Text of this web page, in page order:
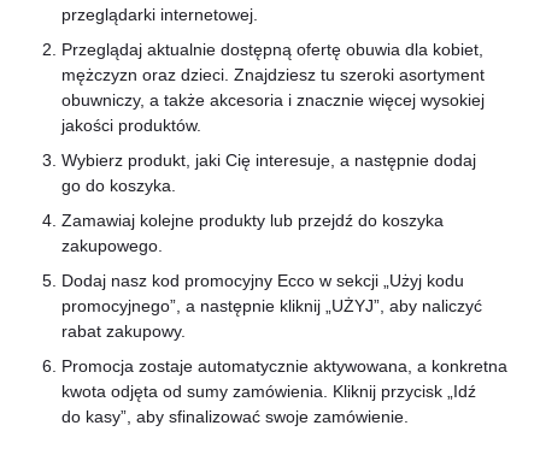
przeglądarki internetowej.
Przeglądaj aktualnie dostępną ofertę obuwia dla kobiet,
mężczyzn oraz dzieci. Znajdziesz tu szeroki asortyment
obuwniczy, a także akcesoria i znacznie więcej wysokiej
jakości produktów.
Wybierz produkt, jaki Cię interesuje, a następnie dodaj
go do koszyka.
Zamawiaj kolejne produkty lub przejdź do koszyka
zakupowego.
Dodaj nasz kod promocyjny Ecco w sekcji „Użyj kodu
promocyjnego”, a następnie kliknij „UŻYJ”, aby naliczyć
rabat zakupowy.
Promocja zostaje automatycznie aktywowana, a konkretna
kwota odjęta od sumy zamówienia. Kliknij przycisk „Idź
do kasy”, aby sfinalizować swoje zamówienie.